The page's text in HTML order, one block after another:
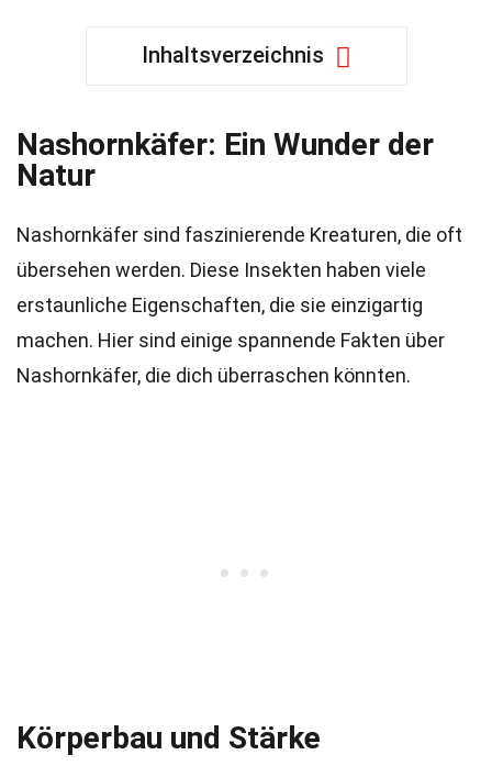
Inhaltsverzeichnis
Nashornkäfer: Ein Wunder der
Natur
Nashornkäfer sind faszinierende Kreaturen, die oft
übersehen werden. Diese Insekten haben viele
erstaunliche Eigenschaften, die sie einzigartig
machen. Hier sind einige spannende Fakten über
Nashornkäfer, die dich überraschen könnten.
Körperbau und Stärke